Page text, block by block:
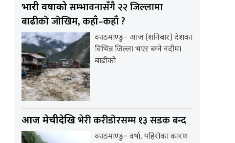
भारी वर्षाकोसम्भावनासँगै २२ जिल्लामा
बाढीको जोखिम, कहाँ–कहाँ ?
काठमाण्डु– आज (शनिबार) देशका
विभिन्न जिल्ला भएर बग्ने नदीमा
बाढीको
आज मेचीदेखिभेरी करीडोरसम्म १३ सडक बन्द
काठमाण्डु– वर्षा, पहिरोका कारण